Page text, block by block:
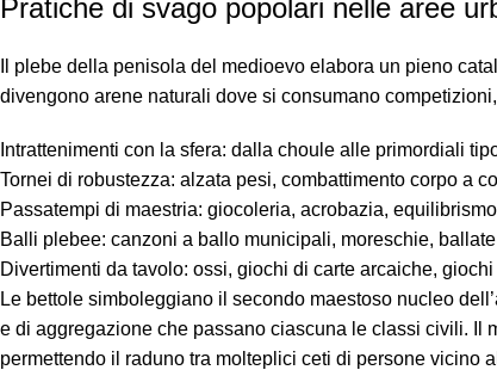
Pratiche di svago popolari nelle aree
Il plebe della penisola del medioevo elabora un pieno
divengono arene naturali dove si consumano
Intrattenimenti con la sfera: dalla choule alle primordiali
Tornei di robustezza: alzata pesi, combattimento corpo a
Passatempi di maestria: giocoleria, acrobazia, equilibrismo
Balli plebee: canzoni a ballo municipali, moreschie,
Divertimenti da tavolo: ossi, giochi di carte arcaiche,
Le bettole simboleggiano il secondo maestoso nucleo
e di aggregazione che passano ciascuna le classi civili. Il
permettendo il raduno tra molteplici ceti di persone vicino